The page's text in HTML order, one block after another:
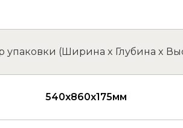
упаковки (Ширина x Глубина x
540x860x175мм